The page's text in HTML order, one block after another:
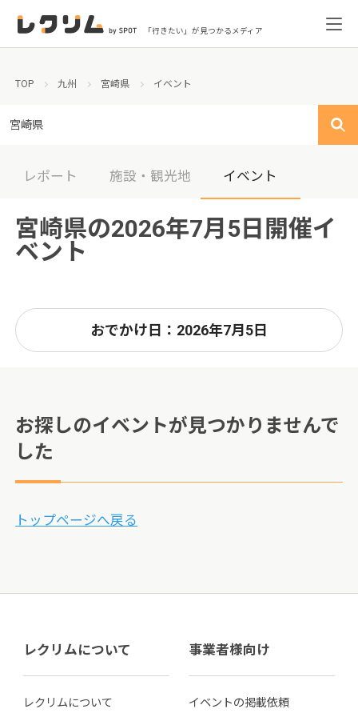
「行きたい」が見つかるメディア
TOP 九州 宮崎県 イベント
宮崎県
レポート 施設・観光地 イベント
宮崎県の2026年7月5日開催イ
ベント
おでかけ日：2026年7月5日
お探しのイベントが見つかりませんで
した
トップページへ戻る
レクリムについて
レクリムについて
事業者様向け
イベントの掲載依頼